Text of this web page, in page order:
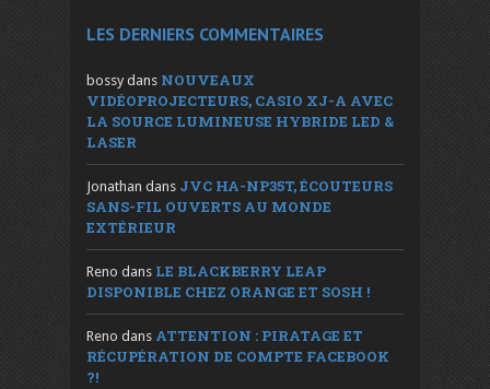
LES DERNIERS COMMENTAIRES
bossy dans NOUVEAUX
VIDÉOPROJECTEURS, CASIO XJ-A AVEC
LA SOURCE LUMINEUSE HYBRIDE LED &
LASER
Jonathan dans JVC HA-NP35T, ÉCOUTEURS
SANS-FIL OUVERTS AU MONDE
EXTÉRIEUR
Reno dans LE BLACKBERRY LEAP
DISPONIBLE CHEZ ORANGE ET SOSH !
Reno dans ATTENTION : PIRATAGE ET
RÉCUPÉRATION DE COMPTE FACEBOOK
?!